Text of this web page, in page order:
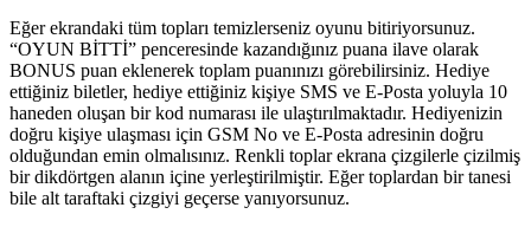
Eğer ekrandaki tüm topları temizlerseniz oyunu bitiriyorsunuz.
“OYUN BİTTİ” penceresinde kazandığınız puana ilave olarak
BONUS puan eklenerek toplam puanınızı görebilirsiniz. Hediye
ettiğiniz biletler, hediye ettiğiniz kişiye SMS ve E-Posta yoluyla 10
haneden oluşan bir kod numarası ile ulaştırılmaktadır. Hediyenizin
doğru kişiye ulaşması için GSM No ve E-Posta adresinin doğru
olduğundan emin olmalısınız. Renkli toplar ekrana çizgilerle çizilmiş
bir dikdörtgen alanın içine yerleştirilmiştir. Eğer toplardan bir tanesi
bile alt taraftaki çizgiyi geçerse yanıyorsunuz.